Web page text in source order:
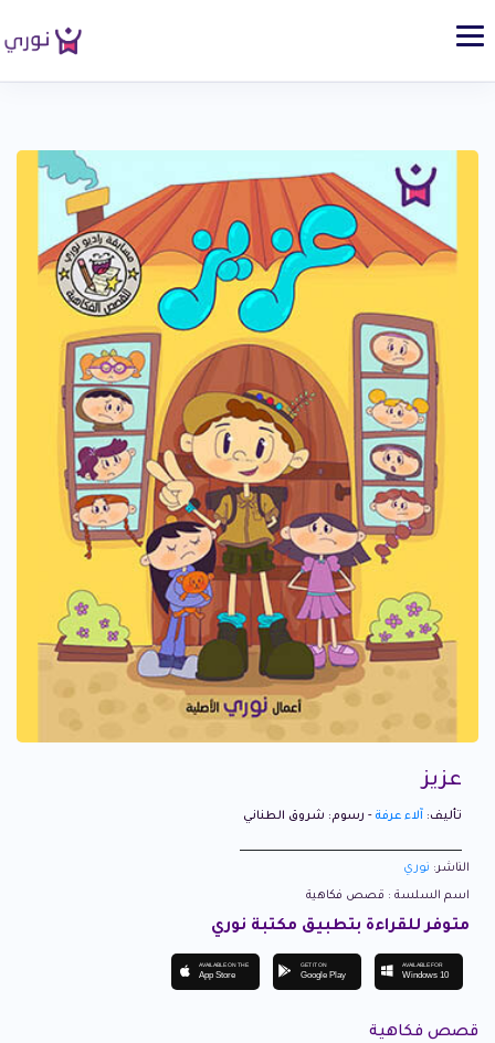
عزيز
تأليف: آلاء عرفة - رسوم: شروق الطناني
الناشر: نوري
اسم السلسة : قصص فكاهية
متوفر للقراءة بتطبيق مكتبة نوري
AVAILABLE ON THE
App Store
GET IT ON
Google Play
AVAILABLE FOR
Windows 10
قصص فكاهية